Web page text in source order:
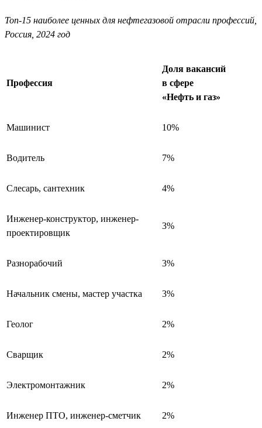
Топ-15 наиболее ценных для нефтегазовой отрасли профессий,
Россия, 2024 год
Профессия
Доля вакансий
в сфере
«Нефть и газ»
Машинист 10%
Водитель 7%
Слесарь, сантехник 4%
Инженер-конструктор, инженер-
проектировщик
3%
Разнорабочий 3%
Начальник смены, мастер участка 3%
Геолог 2%
Сварщик 2%
Электромонтажник 2%
Инженер ПТО, инженер-сметчик 2%